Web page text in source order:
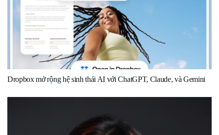
Dropbox mở rộng hệ sinh thái AI với ChatGPT, Claude, và Gemini